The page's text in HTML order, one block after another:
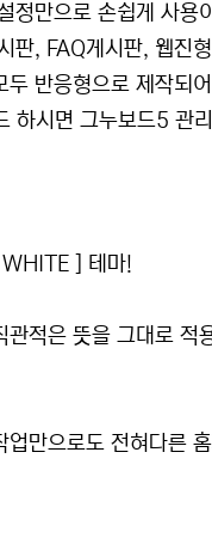
정만으로 손쉽게 사
판, FAQ게시판, 웹진
두 반응형으로 제작되
하시면 그누보드5 관
] 테마!
관적은 뜻을 그대로 적
업만으로도 전혀다른